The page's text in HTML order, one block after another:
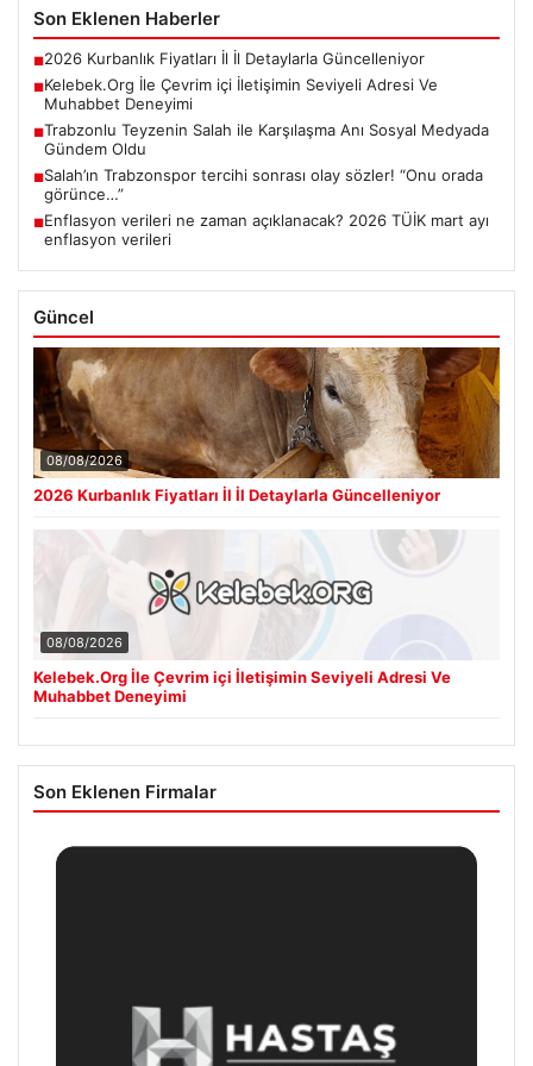
Son Eklenen Haberler
■2026 Kurbanlık Fiyatları İl İl Detaylarla Güncelleniyor
■Kelebek.Org İle Çevrim içi İletişimin Seviyeli Adresi Ve
Muhabbet Deneyimi
■Trabzonlu Teyzenin Salah ile Karşılaşma Anı Sosyal Medyada
Gündem Oldu
■Salah’ın Trabzonspor tercihi sonrası olay sözler! “Onu orada
görünce…”
■Enflasyon verileri ne zaman açıklanacak? 2026 TÜİK mart ayı
enflasyon verileri
Güncel
08/08/2026
2026 Kurbanlık Fiyatları İl İl Detaylarla Güncelleniyor
08/08/2026
Kelebek.Org İle Çevrim içi İletişimin Seviyeli Adresi Ve
Muhabbet Deneyimi
Son Eklenen Firmalar